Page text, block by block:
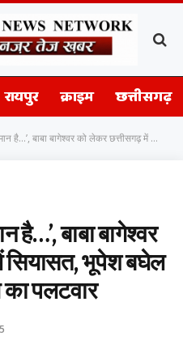
रायपुर क्राइम छत्तीसगढ़
को लेकर छत्तीसगढ़ में सियासत, भूपेश बघेल के बयान पर CM साय का पलटवार
है…’, बाबा बागेश्वर
सियासत, भूपेश बघेल
पलटवार